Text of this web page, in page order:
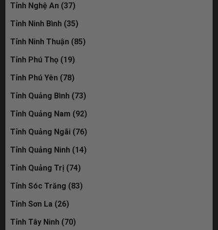
Tỉnh Nghệ An (37)
Tỉnh Ninh Bình (35)
Tỉnh Ninh Thuận (85)
Tỉnh Phú Thọ (19)
Tỉnh Phú Yên (78)
Tỉnh Quảng Bình (73)
Tỉnh Quảng Nam (92)
Tỉnh Quảng Ngãi (76)
Tỉnh Quảng Ninh (14)
Tỉnh Quảng Trị (74)
Tỉnh Sóc Trăng (83)
Tỉnh Sơn La (26)
Tỉnh Tây Ninh (70)